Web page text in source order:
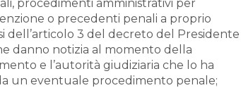
procedimenti amministrativi per
o precedenti penali a proprio
dell’articolo 3 del decreto del Presidente
danno notizia al momento della
e l’autorità giudiziaria che lo ha
un eventuale procedimento penale;